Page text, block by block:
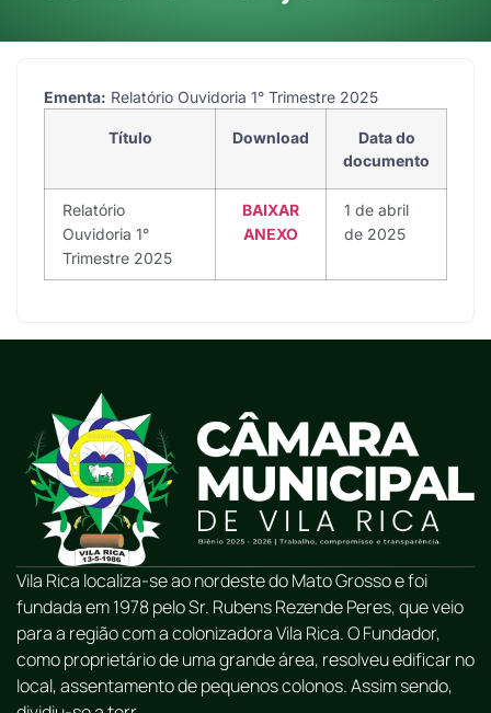
Ementa: Relatório Ouvidoria 1° Trimestre 2025
Título Download
Data do
documento
Relatório
Ouvidoria 1°
Trimestre 2025
BAIXAR
ANEXO
1 de abril
de 2025
Vila Rica localiza-se ao nordeste do Mato Grosso e foi
fundada em 1978 pelo Sr. Rubens Rezende Peres, que veio
para a região com a colonizadora Vila Rica. O Fundador,
como proprietário de uma grande área, resolveu edificar no
local, assentamento de pequenos colonos. Assim sendo,